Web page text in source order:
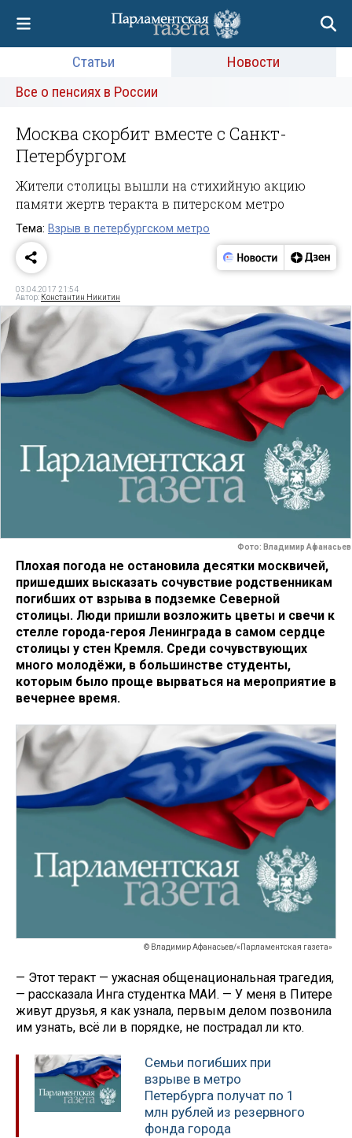
Статьи
Новости
Все о пенсиях в России
Москва скорбит вместе с Санкт-
Петербургом
Жители столицы вышли на стихийную акцию
памяти жертв теракта в питерском метро
Тема: Взрыв в петербургском метро
03.04.2017 21:54
Автор: Константин Никитин
Фото: Владимир Афанасьев
Плохая погода не остановила десятки москвичей,
пришедших высказать сочувствие родственникам
погибших от взрыва в подземке Северной
столицы. Люди пришли возложить цветы и свечи к
стелле города-героя Ленинграда в самом сердце
столицы у стен Кремля. Среди сочувствующих
много молодёжи, в большинстве студенты,
которым было проще вырваться на мероприятие в
вечернее время.
© Владимир Афанасьев/«Парламентская газета»
— Этот теракт — ужасная общенациональная трагедия,
— рассказала Инга студентка МАИ. — У меня в Питере
живут друзья, я как узнала, первым делом позвонила
им узнать, всё ли в порядке, не пострадал ли кто.
Семьи погибших при
взрыве в метро
Петербурга получат по 1
млн рублей из резервного
фонда города